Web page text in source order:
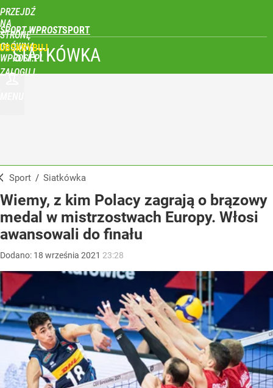
PRZEJDŹ
NA
STRONĘ
GŁÓWNĄ
WPROST.PL
SPORT WPROST
ZALOGUJ
SIATKÓWKA
Sport / Siatkówka
Wiemy, z kim Polacy zagrają o brązowy
medal w mistrzostwach Europy. Włosi
awansowali do finału
Dodano: 18 września 2021 23:28